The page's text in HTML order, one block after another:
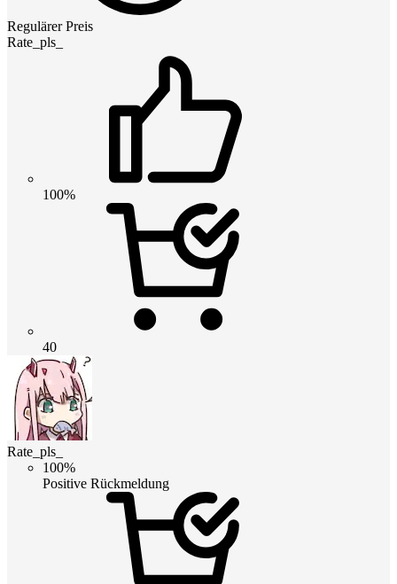
Regulärer Preis
Rate_pls_
100%
40
Rate_pls_
100%
Positive Rückmeldung